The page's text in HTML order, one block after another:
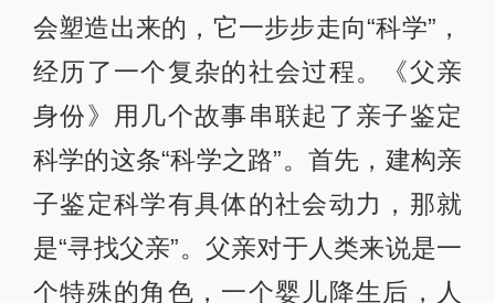
会塑造出来的，它一步步走向“科学”，
经历了一个复杂的社会过程。《父亲
身份》用几个故事串联起了亲子鉴定
科学的这条“科学之路”。首先，建构亲
子鉴定科学有具体的社会动力，那就
是“寻找父亲”。父亲对于人类来说是一
个特殊的角色，一个婴儿降生后，人